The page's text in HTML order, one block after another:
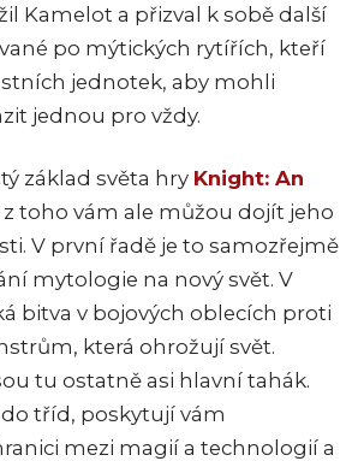
Kamelot a přizval k sobě další
po mýtických rytířích, kteří
jednotek, aby mohli
jednou pro vždy.
základ světa hry Knight: An
z toho vám ale můžou dojít jeho
V první řadě je to samozřejmě
mytologie na nový svět. V
bitva v bojových oblecích proti
která ohrožují svět.
tu ostatně asi hlavní tahák.
tříd, poskytují vám
mezi magií a technologií a